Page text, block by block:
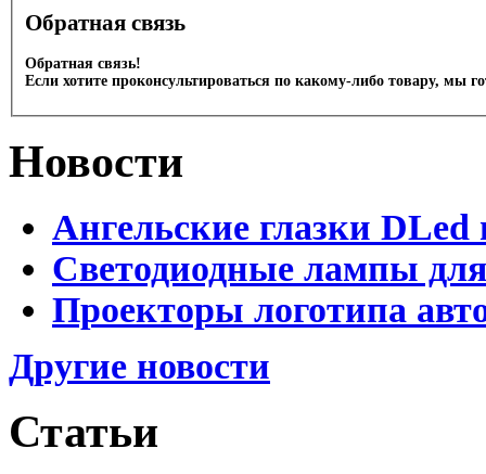
Обратная связь
Обратная связь!
Если хотите проконсультироваться по какому-либо товару, мы
Новости
Ангельские глазки DLed
Светодиодные лампы
Проекторы логотипа
Другие новости
Статьи